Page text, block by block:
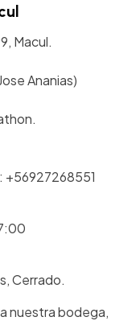
Macul.
Ananias)
+56927268551
Cerrado.
nuestra bodega,